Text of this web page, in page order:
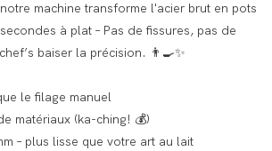
machine transforme l'acier brut en pots
à plat – Pas de fissures, pas de
baiser la précision. 👨🍳✨
le filage manuel
matériaux (ka-ching! 💰)
– plus lisse que votre art au lait